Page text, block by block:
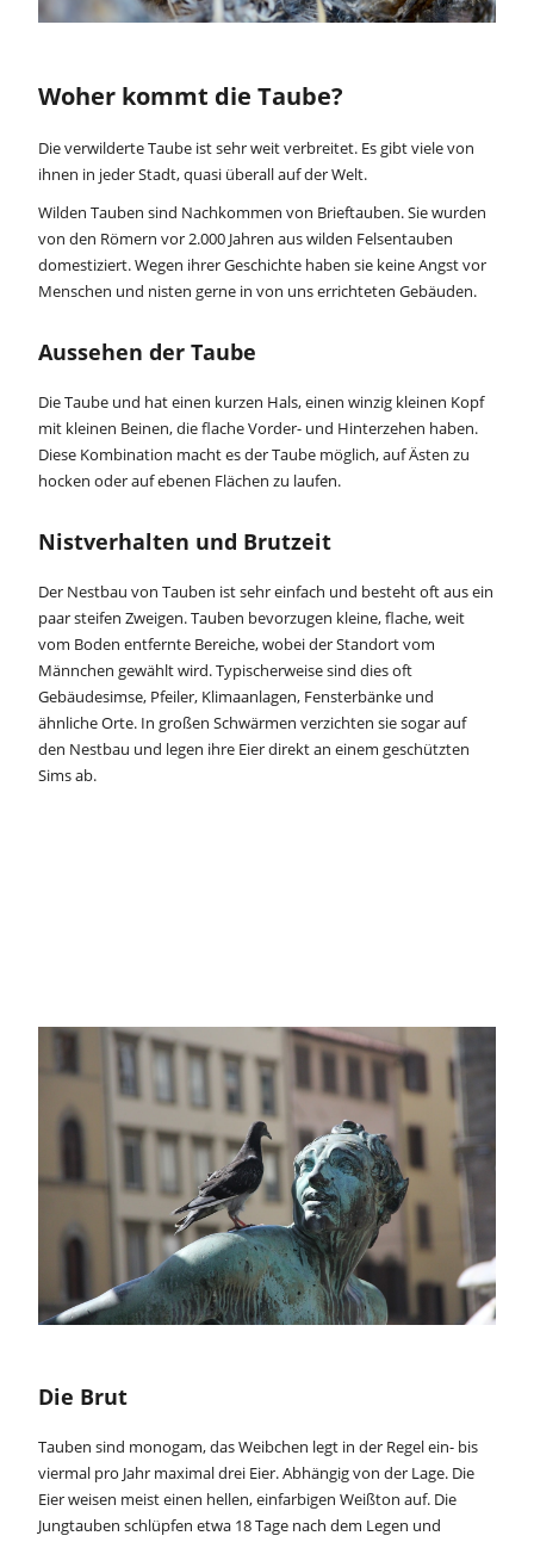
Woher kommt die Taube?
Die verwilderte Taube ist sehr weit verbreitet. Es gibt viele von
ihnen in jeder Stadt, quasi überall auf der Welt.
Wilden Tauben sind Nachkommen von Brieftauben. Sie wurden
von den Römern vor 2.000 Jahren aus wilden Felsentauben
domestiziert. Wegen ihrer Geschichte haben sie keine Angst vor
Menschen und nisten gerne in von uns errichteten Gebäuden.
Aussehen der Taube
Die Taube und hat einen kurzen Hals, einen winzig kleinen Kopf
mit kleinen Beinen, die flache Vorder- und Hinterzehen haben.
Diese Kombination macht es der Taube möglich, auf Ästen zu
hocken oder auf ebenen Flächen zu laufen.
Nistverhalten und Brutzeit
Der Nestbau von Tauben ist sehr einfach und besteht oft aus ein
paar steifen Zweigen. Tauben bevorzugen kleine, flache, weit
vom Boden entfernte Bereiche, wobei der Standort vom
Männchen gewählt wird. Typischerweise sind dies oft
Gebäudesimse, Pfeiler, Klimaanlagen, Fensterbänke und
ähnliche Orte. In großen Schwärmen verzichten sie sogar auf
den Nestbau und legen ihre Eier direkt an einem geschützten
Sims ab.
Die Brut
Tauben sind monogam, das Weibchen legt in der Regel ein- bis
viermal pro Jahr maximal drei Eier. Abhängig von der Lage. Die
Eier weisen meist einen hellen, einfarbigen Weißton auf. Die
Jungtauben schlüpfen etwa 18 Tage nach dem Legen und